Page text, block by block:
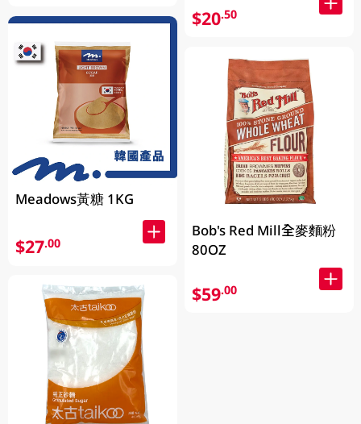
Meadows黃糖 1KG
$27.00
$20.50
Bob's Red Mill全麥麵粉
80OZ
$59.00